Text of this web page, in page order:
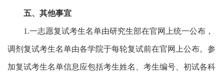
五、其他事宜
1.一志愿复试考生名单由研究生部在官网上统一公布，
调剂复试考生名单由各学院于每轮复试前在官网上公布。参
加复试考生名单信息应包括考生姓名、考生编号、初试各科